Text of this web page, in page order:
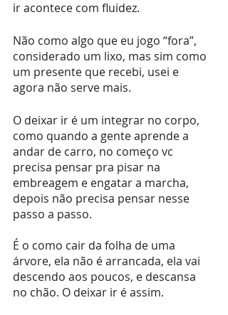
ir acontece com fluidez.
Não como algo que eu jogo “fora”,
considerado um lixo, mas sim como
um presente que recebi, usei e
agora não serve mais.
O deixar ir é um integrar no corpo,
como quando a gente aprende a
andar de carro, no começo vc
precisa pensar pra pisar na
embreagem e engatar a marcha,
depois não precisa pensar nesse
passo a passo.
É o como cair da folha de uma
árvore, ela não é arrancada, ela vai
descendo aos poucos, e descansa
no chão. O deixar ir é assim.